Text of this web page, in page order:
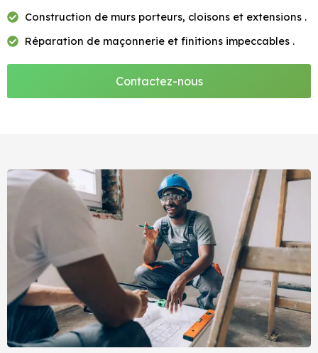
Construction de murs porteurs, cloisons et extensions .
Réparation de maçonnerie et finitions impeccables .
Contactez-nous